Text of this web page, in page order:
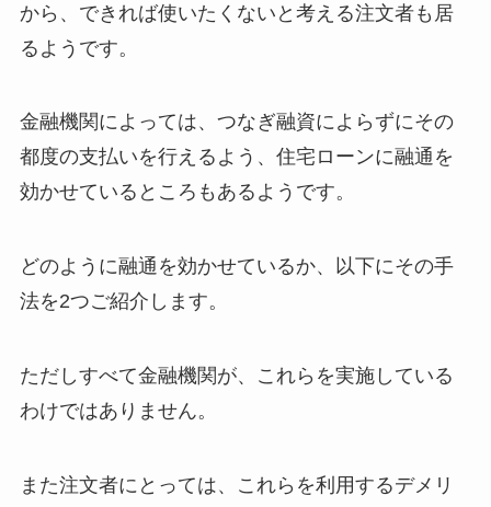
から、できれば使いたくないと考える注文者も居
るようです。
金融機関によっては、つなぎ融資によらずにその
都度の支払いを行えるよう、住宅ローンに融通を
効かせているところもあるようです。
どのように融通を効かせているか、以下にその手
法を2つご紹介します。
ただしすべて金融機関が、これらを実施している
わけではありません。
また注文者にとっては、これらを利用するデメリ